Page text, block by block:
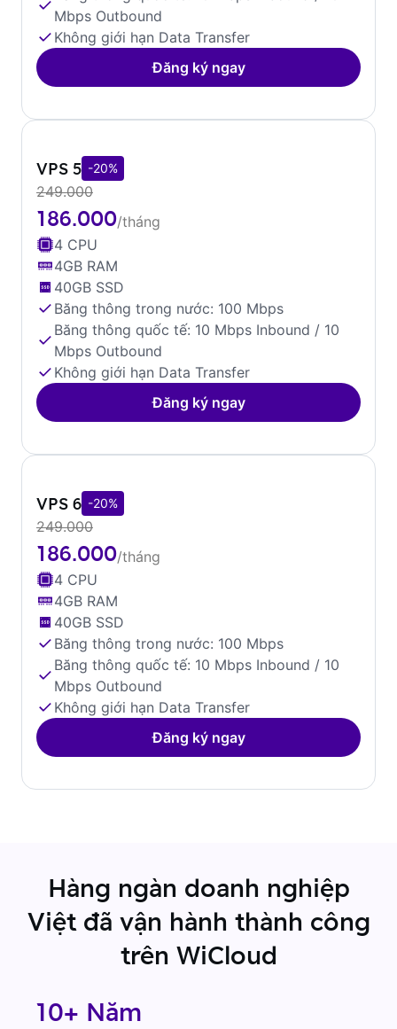
Mbps Outbound
Không giới hạn Data Transfer
Đăng ký ngay
VPS 5 -20%
249.000
186.000/tháng
4 CPU
4GB RAM
40GB SSD
Băng thông trong nước: 100 Mbps
Băng thông quốc tế: 10 Mbps Inbound / 10
Mbps Outbound
Không giới hạn Data Transfer
Đăng ký ngay
VPS 6 -20%
249.000
186.000/tháng
4 CPU
4GB RAM
40GB SSD
Băng thông trong nước: 100 Mbps
Băng thông quốc tế: 10 Mbps Inbound / 10
Mbps Outbound
Không giới hạn Data Transfer
Đăng ký ngay
Hàng ngàn doanh nghiệp
Việt đã vận hành thành công
trên WiCloud
10+ Năm